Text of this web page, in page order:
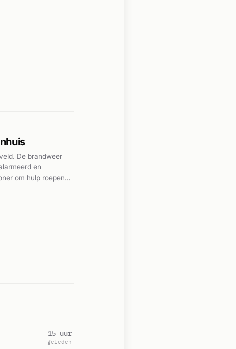
De brandweer
en
om hulp roepen.
De brandweer had
15 uur
geleden